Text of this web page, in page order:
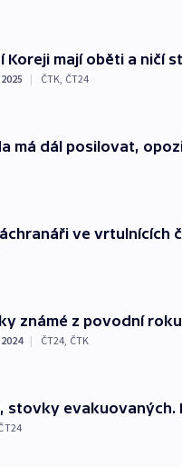
Koreji mají oběti a ničí
| ČTK, ČT24
má dál posilovat,
ve vrtulnících
známé z povodní
| ČT24, ČTK
stovky evakuovaných.